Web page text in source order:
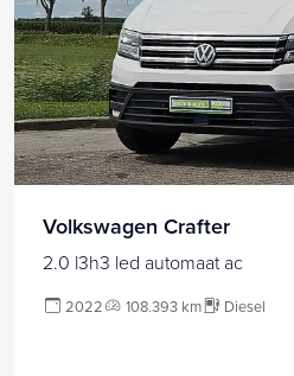
Volkswagen Crafter
2.0 l3h3 led automaat ac
2022 108.393 km Diesel